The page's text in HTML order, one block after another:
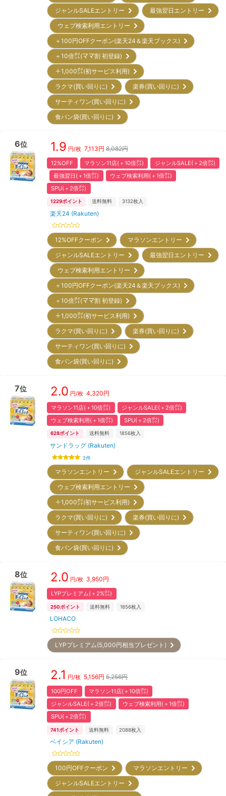
ジャンルSALEエントリー
最強翌日エントリー
ウェブ検索利用エントリー
＋100円OFFクーポン(楽天24＆楽天ブックス)
＋10倍㌽(ママ割 初登録)
＋1,000㌽(初サービス利用)
ラクマ(買い回りに)
楽券(買い回りに)
サーティワン(買い回りに)
食パン袋(買い回りに)
6位 1.9 円/枚 7,113円 8,082円
12%OFF マラソン11店(＋10倍㌽)
ジャンルSALE(＋2倍㌽)
最強翌日(＋1倍㌽)
ウェブ検索利用(＋1倍㌽)
SPU(＋2倍㌽)
1229ポイント 送料無料 3132枚入
楽天24 (Rakuten)
12%OFFクーポン
マラソンエントリー
ジャンルSALEエントリー
最強翌日エントリー
ウェブ検索利用エントリー
＋100円OFFクーポン(楽天24＆楽天ブックス)
＋10倍㌽(ママ割 初登録)
＋1,000㌽(初サービス利用)
ラクマ(買い回りに)
楽券(買い回りに)
サーティワン(買い回りに)
食パン袋(買い回りに)
7位 2.0 円/枚 4,320円
マラソン11店(＋10倍㌽)
ジャンルSALE(＋2倍㌽)
ウェブ検索利用(＋1倍㌽)
SPU(＋2倍㌽)
628ポイント 送料無料 1856枚入
サンドラッグ (Rakuten)
2件
マラソンエントリー
ジャンルSALEエントリー
ウェブ検索利用エントリー
＋1,000㌽(初サービス利用)
ラクマ(買い回りに)
楽券(買い回りに)
サーティワン(買い回りに)
食パン袋(買い回りに)
8位 2.0 円/枚 3,950円
LYPプレミアム(＋2%㌽)
250ポイント 送料無料 1856枚入
LOHACO
LYPプレミアム(5,000円相当プレゼント)
9位 2.1 円/枚 5,156円 5,256円
100円OFF
マラソン11店(＋10倍㌽)
ジャンルSALE(＋2倍㌽)
ウェブ検索利用(＋1倍㌽)
SPU(＋2倍㌽)
741ポイント 送料無料 2088枚入
ベイシア (Rakuten)
100円OFFクーポン
マラソンエントリー
ジャンルSALEエントリー